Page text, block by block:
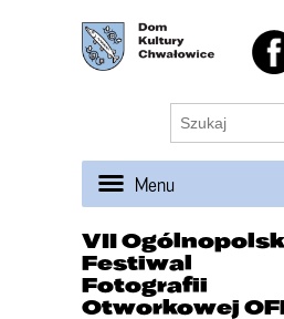
Menu
VII
Festiwal
Fotografii
Otworkowej